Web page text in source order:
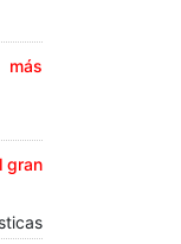
más
gran